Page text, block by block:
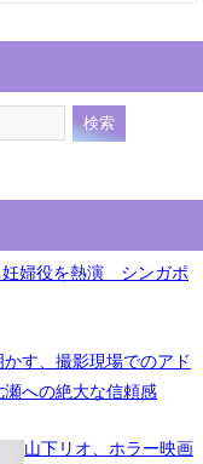
妊婦役を熱演 シンガポ
す、撮影現場でのアド
瀬への絶大な信頼感
山下リオ、ホラー映画